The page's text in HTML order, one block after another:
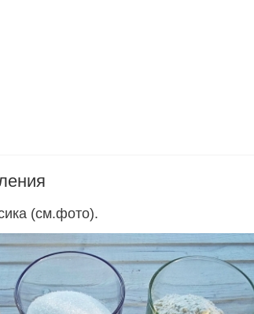
(см.фото).